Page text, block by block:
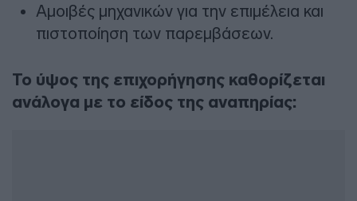
Αμοιβές μηχανικών για την επιμέλεια και
πιστοποίηση των παρεμβάσεων.
Το ύψος της επιχορήγησης καθορίζεται
ανάλογα με το είδος της αναπηρίας: